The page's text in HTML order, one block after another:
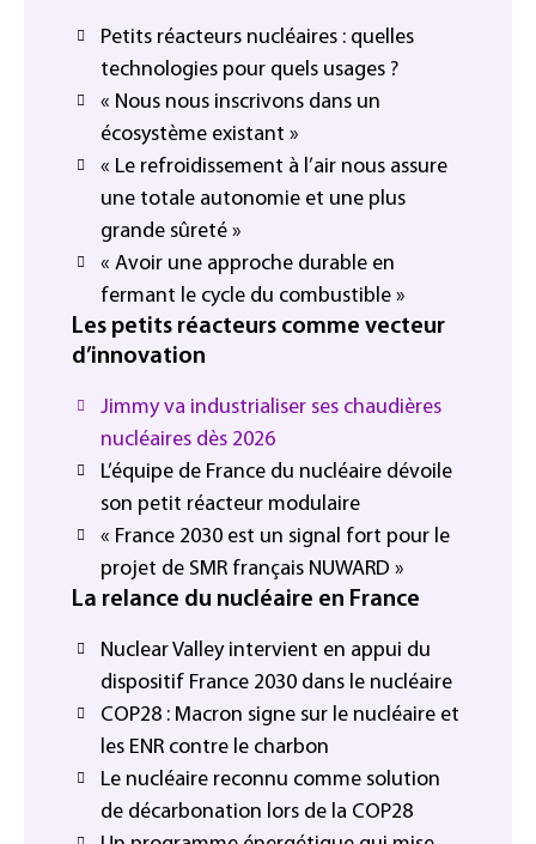
Petits réacteurs nucléaires : quelles
technologies pour quels usages ?
« Nous nous inscrivons dans un
écosystème existant »
« Le refroidissement à l’air nous assure
une totale autonomie et une plus
grande sûreté »
« Avoir une approche durable en
fermant le cycle du combustible »
Les petits réacteurs comme vecteur
d’innovation
Jimmy va industrialiser ses chaudières
nucléaires dès 2026
L’équipe de France du nucléaire dévoile
son petit réacteur modulaire
« France 2030 est un signal fort pour le
projet de SMR français NUWARD »
La relance du nucléaire en France
Nuclear Valley intervient en appui du
dispositif France 2030 dans le nucléaire
COP28 : Macron signe sur le nucléaire et
les ENR contre le charbon
Le nucléaire reconnu comme solution
de décarbonation lors de la COP28